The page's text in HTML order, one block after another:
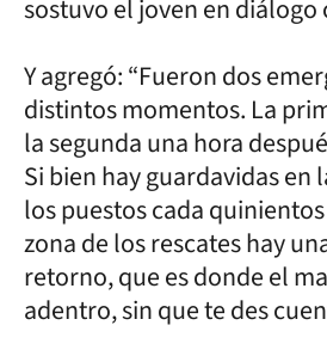
sostuvo el joven en diálogo
Y agregó: “Fueron dos
distintos momentos. La
la segunda una hora
Si bien hay guardavidas en
los puestos cada
zona de los rescates hay
retorno, que es donde el
adentro, sin que te des